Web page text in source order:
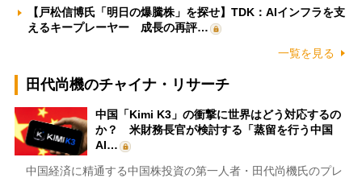
【戸松信博氏「明日の爆騰株」を探せ】TDK：AIインフラを支
えるキープレーヤー 成長の再評…
一覧を見る
田代尚機のチャイナ・リサーチ
中国「Kimi K3」の衝撃に世界はどう対応するの
か？ 米財務長官が検討する「蒸留を行う中国
AI…
中国経済に精通する中国株投資の第一人者・田代尚機氏のプレ